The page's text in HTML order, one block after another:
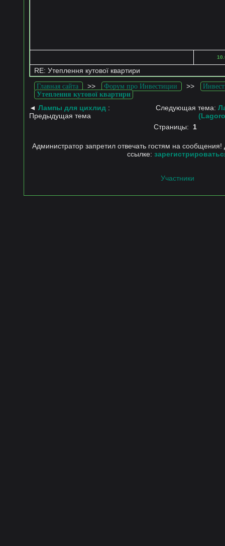
RE: Утеплення кутової квартири
Главная сайта >> Форум про Инвестиции >>
Утеплення кутової квартири
◄Лампы для цихлид :
Предыдущая тема
Следующая тема:
Страницы: 1
Администратор запретил отвечать гостям на
ссылке:
Участники